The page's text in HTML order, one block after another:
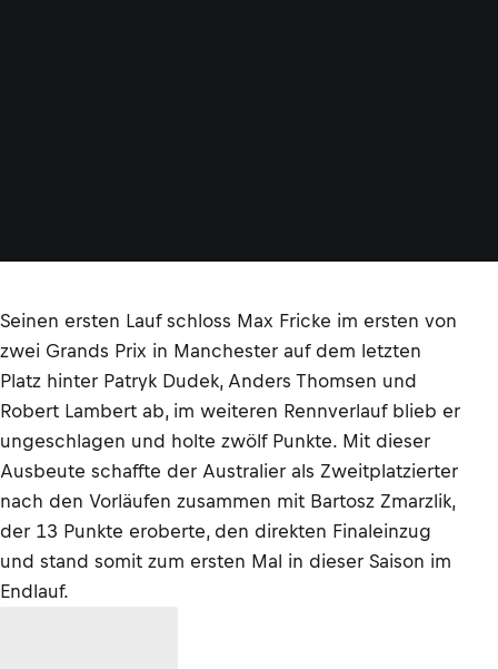
Seinen ersten Lauf schloss Max Fricke im ersten von
zwei Grands Prix in Manchester auf dem letzten
Platz hinter Patryk Dudek, Anders Thomsen und
Robert Lambert ab, im weiteren Rennverlauf blieb er
ungeschlagen und holte zwölf Punkte. Mit dieser
Ausbeute schaffte der Australier als Zweitplatzierter
nach den Vorläufen zusammen mit Bartosz Zmarzlik,
der 13 Punkte eroberte, den direkten Finaleinzug
und stand somit zum ersten Mal in dieser Saison im
Endlauf.